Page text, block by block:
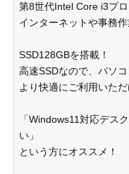
第8世代Intel Core i3プ
インターネットや事務
SSD128GBを搭載！
高速SSDなので、パソ
より快適にご利用いた
「Windows11対応デス
い」
という方にオススメ！